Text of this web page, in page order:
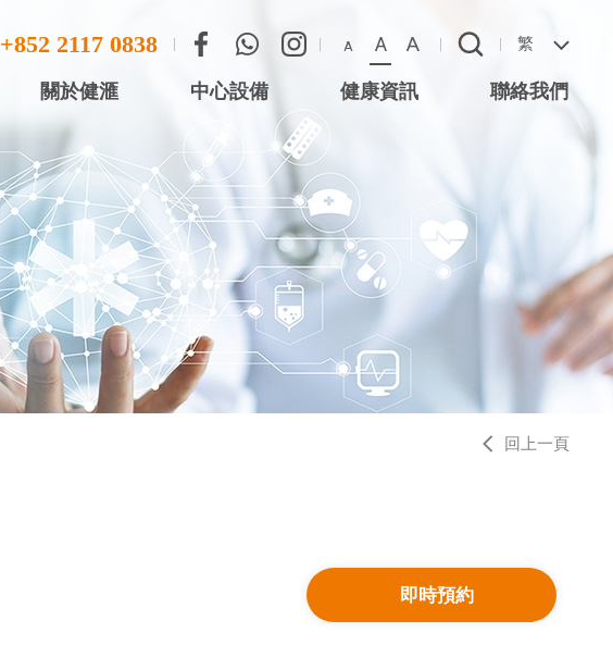
+852 2117 0838 A A A 繁
關於健滙
健滙眼科 (尖沙咀星光行)
健滙專科中心 (尖沙咀星光
行)
健滙專科中心 (將軍澳)
健滙專科中心 (西灣河)
盈健綜合醫務中心 (元朗)
中心設備 健康資訊 聯絡我們
回上一頁
即時預約